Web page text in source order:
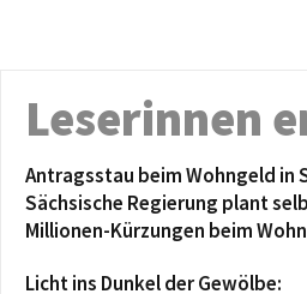
Leserinnen
Antragsstau beim Wohngeld in
Sächsische Regierung plant
Millionen-Kürzungen beim
Licht ins Dunkel der Gewölbe: